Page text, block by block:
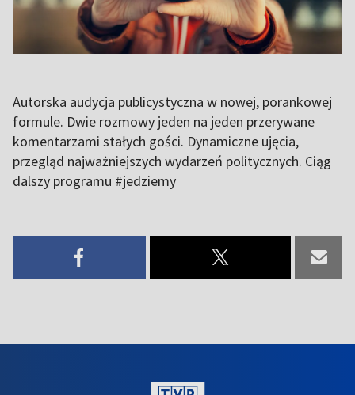
Autorska audycja publicystyczna w nowej, porankowej
formule. Dwie rozmowy jeden na jeden przerywane
komentarzami stałych gości. Dynamiczne ujęcia,
przegląd najważniejszych wydarzeń politycznych. Ciąg
dalszy programu #jedziemy